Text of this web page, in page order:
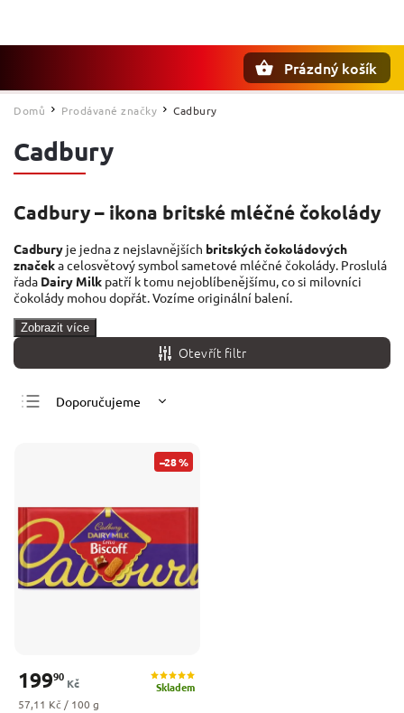
Prázdný košík
Domů / Prodávané značky / Cadbury
Cadbury
Cadbury – ikona britské mléčné čokolády
Cadbury je jedna z nejslavnějších britských čokoládových
značeka celosvětový symbol sametové mléčné čokolády. Proslulá
řada Dairy Milk patří k tomu nejoblíbenějšímu, co si milovníci
čokolády mohou dopřát. Vozíme originální balení.
Zobrazit více
Otevřít filtr
Doporučujeme
Abecedně
–28 %
Skladem
19990
Kč
Měrná cena:
57,11 Kč / 100 g